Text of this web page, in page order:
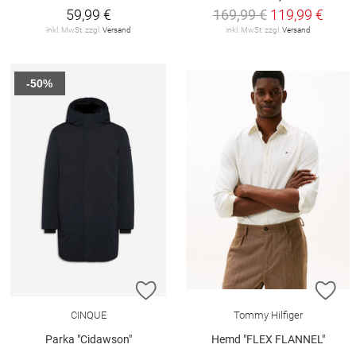
59,99 €
inkl. MwSt. zzgl. Versand
169,99 € 119,99 €
inkl. MwSt. zzgl. Versand
ZUR WUNSCHLISTE HINZUFÜGEN
CINQUE
Parka "Cidawson"
-50%
Tommy Hilfiger
Hemd "FLEX FLANNEL"